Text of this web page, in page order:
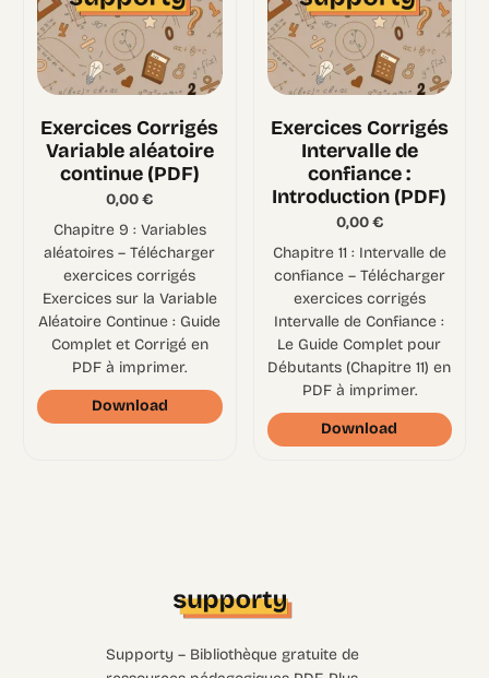
Exercices Corrigés
Variable aléatoire
continue (PDF)
0,00€
Chapitre 9 : Variables
aléatoires – Télécharger
exercices corrigés
Exercices sur la Variable
Aléatoire Continue : Guide
Complet et Corrigé en
PDF à imprimer.
Download
Exercices Corrigés
Intervalle de
confiance :
Introduction (PDF)
0,00€
Chapitre 11 : Intervalle de
confiance – Télécharger
exercices corrigés
Intervalle de Confiance :
Le Guide Complet pour
Débutants (Chapitre 11) en
PDF à imprimer.
Download
Supporty – Bibliothèque gratuite de